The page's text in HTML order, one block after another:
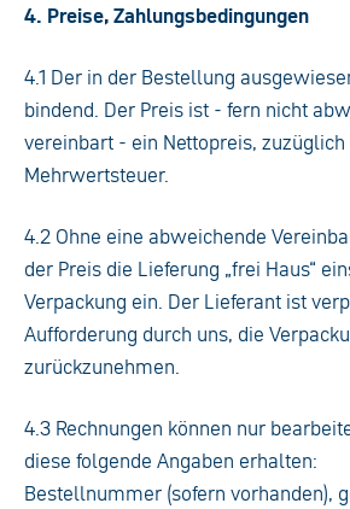
4. Preise, Zahlungsbedingungen
4.1 Der in der Bestellung
bindend. Der Preis ist - fern nicht
vereinbart - ein Nettopreis,
Mehrwertsteuer.
4.2 Ohne eine abweichende
der Preis die Lieferung „frei Haus“
Verpackung ein. Der Lieferant ist
Aufforderung durch uns, die
zurückzunehmen.
4.3 Rechnungen können nur
diese folgende Angaben erhalten:
Bestellnummer (sofern vorhanden),